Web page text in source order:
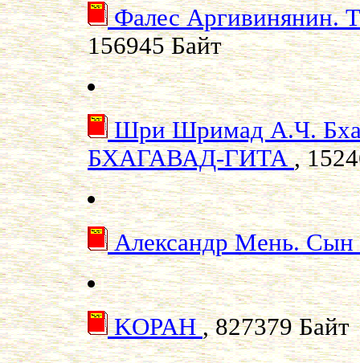
Фалес Аргивинянин.
156945 Байт
Шри Шримад А.Ч.
БХАГАВАД-ГИТА,
Александр Мень. Сын
KOPAH, 827379 Байт